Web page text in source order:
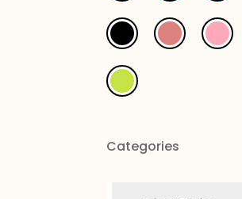
Categories